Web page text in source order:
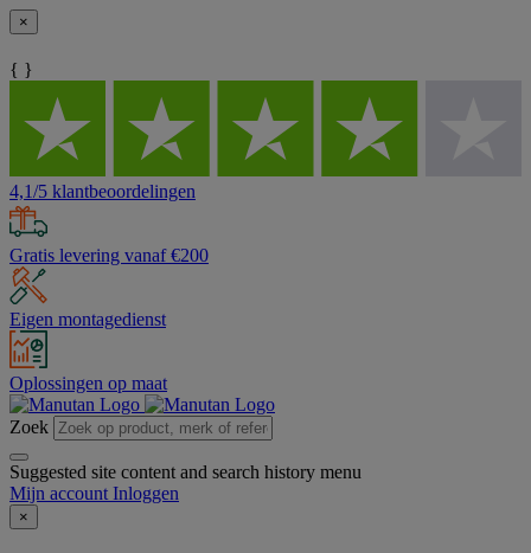
×
{ }
4,1/5 klantbeoordelingen
Gratis levering vanaf €200
Eigen montagedienst
Oplossingen op maat
Zoek
Suggested site content and search history menu
Mijn account Inloggen
×